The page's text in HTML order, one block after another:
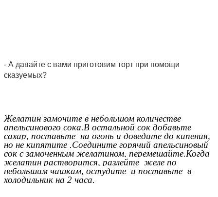
- А давайте с вами приготовим торт при помощи
сказуемых?
Желатин замочите в небольшом количестве
апельсинового сока.В остальной сок добавьте
сахар, поставьте на огонь и доведите до кипения,
но не кипятите .Соедините горячий апельсиновый
сок с замоченным желатином, перемешайте.Когда
желатин растворится, разлейте желе по
небольшим чашкам, остудите и поставьте в
холодильник на 2 часа.